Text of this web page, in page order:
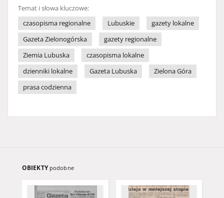
Temat i słowa kluczowe:
czasopisma regionalne
Lubuskie
gazety lokalne
Gazeta Zielonogórska
gazety regionalne
Ziemia Lubuska
czasopisma lokalne
dzienniki lokalne
Gazeta Lubuska
Zielona Góra
prasa codzienna
OBIEKTY podobne